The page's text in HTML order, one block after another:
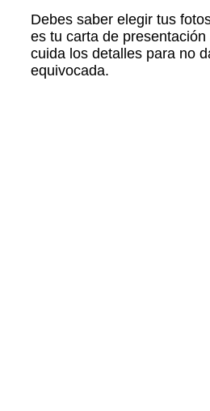
Debes saber elegir tus
es tu carta de
cuida los detalles para no
equivocada.